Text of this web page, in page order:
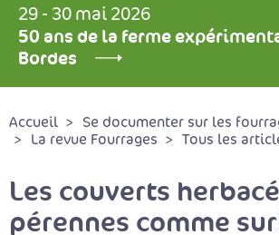
29 - 30 mai 2026
50 ans de la ferme
Bordes
Accueil
Se documenter sur les
La revue Fourrages
Tous les
Les couverts
pérennes comme